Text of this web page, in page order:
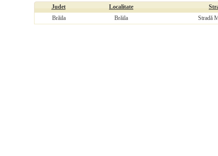
Judet Localitate
Brăila
Brăila Stradă